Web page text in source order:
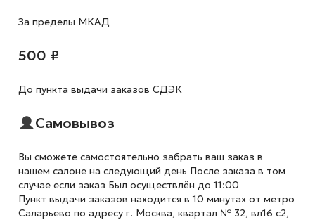
За пределы МКАД
500 ₽
До пункта выдачи заказов СДЭК
Самовывоз
Вы сможете самостоятельно забрать ваш заказ в
нашем салоне на следующий день После заказа в том
случае если заказ Был осуществлён до 11:00
Пункт выдачи заказов находится в 10 минутах от метро
Саларьево по адресу г. Москва, квартал № 32, вл16 с2,